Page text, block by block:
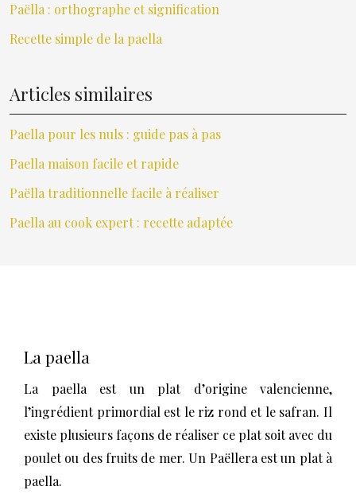
Paëlla : orthographe et signification
Recette simple de la paella
Articles similaires
Paella pour les nuls : guide pas à pas
Paella maison facile et rapide
Paëlla traditionnelle facile à réaliser
Paella au cook expert : recette adaptée
La paella
La paella est un plat d’origine valencienne,
l’ingrédient primordial est le riz rond et le safran. Il
existe plusieurs façons de réaliser ce plat soit avec du
poulet ou des fruits de mer. Un Paëllera est un plat à
paella.